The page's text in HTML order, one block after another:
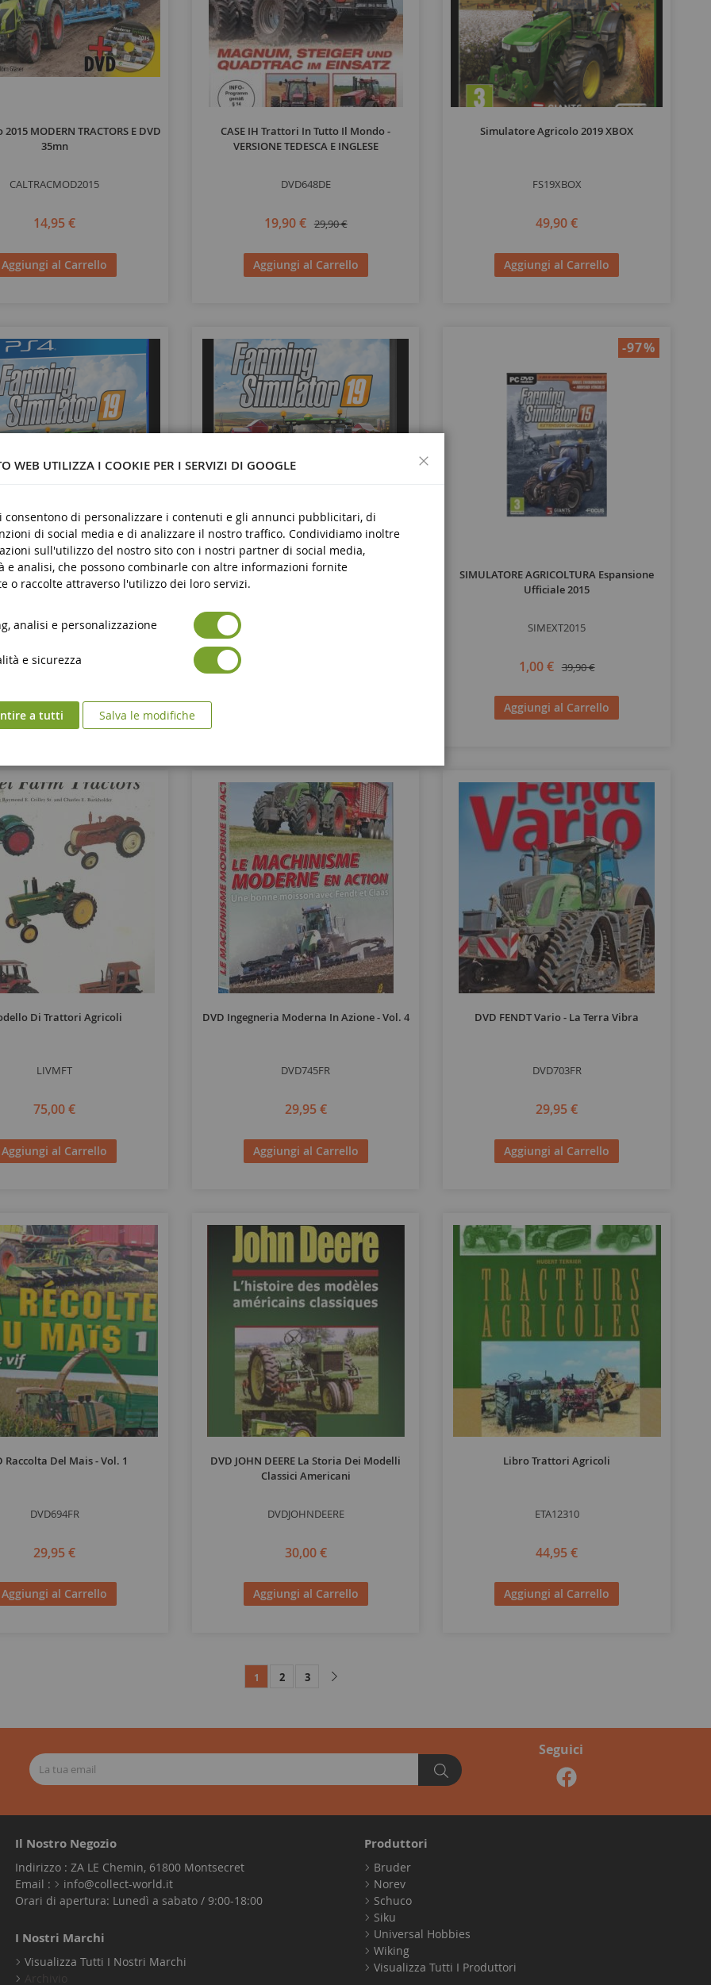
MODERN TRACTORS E DVD
35mn
CALTRACMOD2015
14,95 €
Aggiungi al Carrello
CASE IH Trattori In Tutto Il Mondo -
VERSIONE TEDESCA E INGLESE
DVD648DE
19,90 € 29,90 €
Aggiungi al Carrello
Simulatore Agricolo 2019 XBOX
FS19XBOX
49,90 €
Aggiungi al Carrello
Agricolo 2019 PS4
FS19PS4
49,90 €
Aggiungi al Carrello
Simulatore Di Agricoltura 2019 PC
-97%
SIMULATORE AGRICOLTURA Espansione
Ufficiale 2015
SIMEXT2015
1,00 € 39,90 €
Aggiungi al Carrello
Di Trattori Agricoli
LIVMFT
75,00 €
Aggiungi al Carrello
DVD Ingegneria Moderna In Azione - Vol. 4
DVD745FR
29,95 €
Aggiungi al Carrello
DVD FENDT Vario - La Terra Vibra
DVD703FR
29,95 €
Aggiungi al Carrello
Raccolta Del Mais - Vol. 1
DVD694FR
29,95 €
Aggiungi al Carrello
DVD JOHN DEERE La Storia Dei Modelli
Classici Americani
DVDJOHNDEERE
30,00 €
Aggiungi al Carrello
Libro Trattori Agricoli
ETA12310
44,95 €
Aggiungi al Carrello
1 2 3
Seguici
Il Nostro Negozio
Indirizzo : ZA LE Chemin, 61800 Montsecret
Email :
info@collect-world.it
Orari di apertura: Lunedì a sabato / 9:00-18:00
I Nostri Marchi
Visualizza Tutti I Nostri Marchi
Produttori
Bruder
Norev
Schuco
Siku
Universal Hobbies
Wiking
Visualizza Tutti I Produttori
WEB UTILIZZA I COOKIE PER I SERVIZI DI GOOGLE
consentono di personalizzare i contenuti e gli annunci pubblicitari, di
di social media e di analizzare il nostro traffico. Condividiamo inoltre
sull'utilizzo del nostro sito con i nostri partner di social media,
e analisi, che possono combinarle con altre informazioni fornite
o raccolte attraverso l'utilizzo dei loro servizi.
analisi e personalizzazione
e sicurezza
a tutti Salva le modifiche